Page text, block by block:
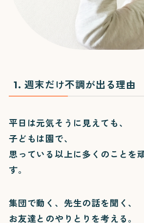
1. 週末だけ不調が出る理由
平日は元気そうに見えても、
子どもは園で、
思っている以上に多くのことを
す。
集団で動く、先生の話を聞く、
お友達とのやりとりを考える。